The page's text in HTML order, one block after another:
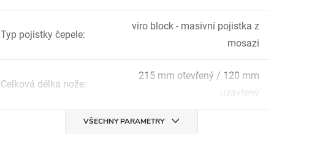
Typ pojistky čepele:
viro block - masivní pojistka z
mosazi
Celková délka nože:
215 mm otevřený / 120 mm
uzavřený
VŠECHNY PARAMETRY